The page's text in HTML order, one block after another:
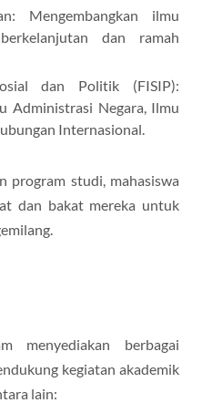
Mengembangkan ilmu
dan ramah
dan Politik (FISIP):
Administrasi Negara, Ilmu
Internasional.
program studi, mahasiswa
dan bakat mereka untuk
menyediakan berbagai
kegiatan akademik
lain: